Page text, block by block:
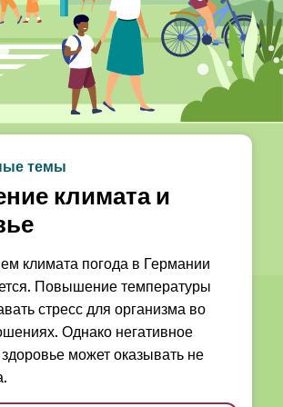
темы
климата и
климата погода в Германии
Повышение температуры
стресс для организма во
Однако негативное
может оказывать не